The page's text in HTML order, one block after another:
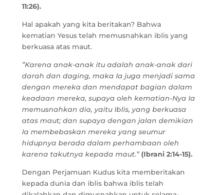
11:26).
Hal apakah yang kita beritakan? Bahwa
kematian Yesus telah memusnahkan iblis yang
berkuasa atas maut.
”Karena anak-anak itu adalah anak-anak dari
darah dan daging, maka Ia juga menjadi sama
dengan mereka dan mendapat bagian dalam
keadaan mereka, supaya oleh kematian-Nya Ia
memusnahkan dia, yaitu Iblis, yang berkuasa
atas maut; dan supaya dengan jalan demikian
Ia membebaskan mereka yang seumur
hidupnya berada dalam perhambaan oleh
karena takutnya kepada maut.” (Ibrani 2:14-15).
Dengan Perjamuan Kudus kita memberitakan
kepada dunia dan iblis bahwa iblis telah